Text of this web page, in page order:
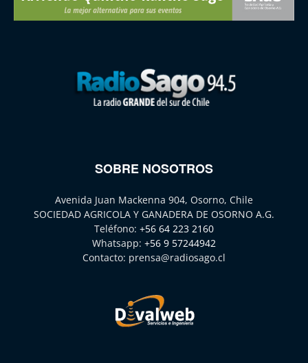
SOBRE NOSOTROS
Avenida Juan Mackenna 904, Osorno, Chile
SOCIEDAD AGRICOLA Y GANADERA DE OSORNO A.G.
Teléfono: +56 64 223 2160
Whatsapp: +56 9 57244942
Contacto: prensa@radiosago.cl